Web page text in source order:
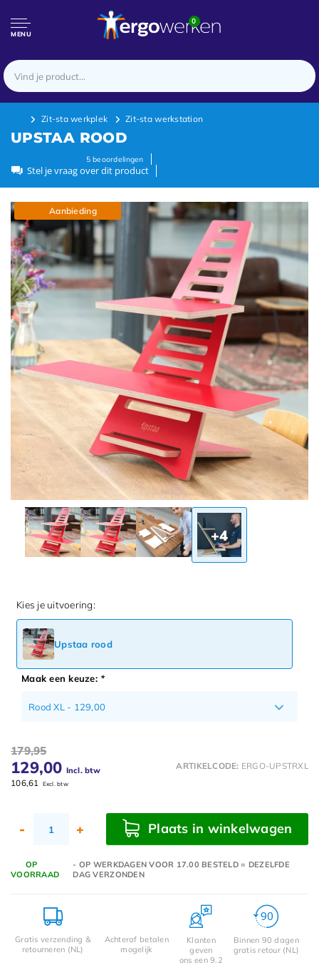
MENU
0
Zit-sta werkplek Zit-sta werkstation
UPSTAA ROOD
5beoordelingen
Stel je vraag over dit product
Aanbieding
+4
Kies je uitvoering:
Upstaa rood
Maak een keuze: *
Rood XL - 129,00
179,95
129,00 Incl. btw
106,61 Excl. btw
ARTIKELCODE: ERGO-UPSTRXL
- + Plaats in winkelwagen
OP
VOORRAAD
- OP WERKDAGEN VOOR 17.00 BESTELD = DEZELFDE
DAG VERZONDEN
Gratis verzending &
retourneren (NL)
Achteraf betalen
mogelijk
Klanten
geven
ons een 9.2
Binnen 90 dagen
gratis retour (NL)